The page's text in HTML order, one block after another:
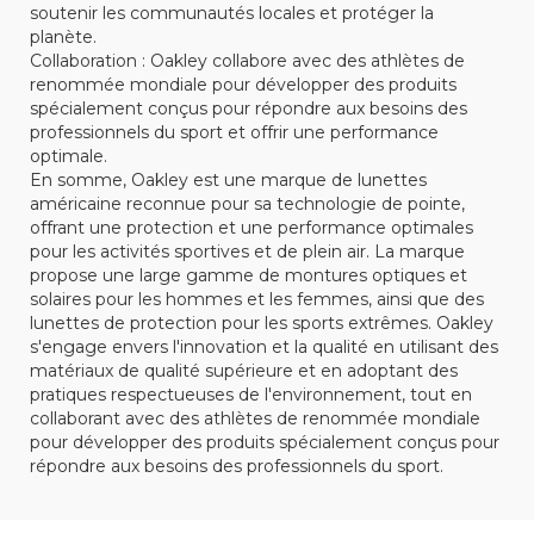
soutenir les communautés locales et protéger la
planète.
Collaboration : Oakley collabore avec des athlètes de
renommée mondiale pour développer des produits
spécialement conçus pour répondre aux besoins des
professionnels du sport et offrir une performance
optimale.
En somme, Oakley est une marque de lunettes
américaine reconnue pour sa technologie de pointe,
offrant une protection et une performance optimales
pour les activités sportives et de plein air. La marque
propose une large gamme de montures optiques et
solaires pour les hommes et les femmes, ainsi que des
lunettes de protection pour les sports extrêmes. Oakley
s'engage envers l'innovation et la qualité en utilisant des
matériaux de qualité supérieure et en adoptant des
pratiques respectueuses de l'environnement, tout en
collaborant avec des athlètes de renommée mondiale
pour développer des produits spécialement conçus pour
répondre aux besoins des professionnels du sport.